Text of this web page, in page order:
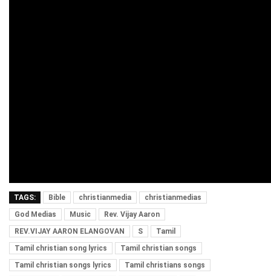
TAGS: Bible christianmedia
christianmedias
God Medias
Music
Rev. Vijay Aaron
REV.VIJAY AARON ELANGOVAN
S
Tamil
Tamil christian song lyrics
Tamil christian songs
Tamil christian songs lyrics
Tamil christians songs